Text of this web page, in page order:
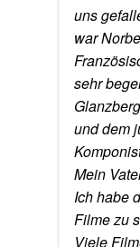
uns
war
sehr
und dem
Mein
Ich habe
Filme zu
Viele